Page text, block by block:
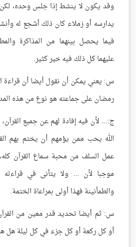
وقد يكون لا ينشط إذا جلس وحده، لكن
يدارسه أو زملاء كان ذلك أشجع له
فيما يحصل بينهما من المذاكرة
عليهما كل ذلك فيه خير كثير.
س: يعني يمكن أن نقول أيضا أن قراءة
رمضان على جماعته هو نوع من هذه
ج:... لأن فيه إفادة لهم عن جميع
الله يحب ممن يؤمهم أن يختم بهم
عمل السلف من محبة سماع القرآن
موجبا لأن ... ولا يتأنى في
والطمأنينة فهذا أولى بمراعاة الختمة.
س: ثم أيضا تحديد قدر معين من
أو كل ركعة أو كل جزء في كل ليلة هل